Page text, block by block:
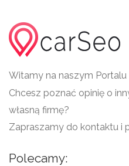
Witamy na naszym
Chcesz poznać opinię o
własną firmę?
Zapraszamy do kontaktu i
Polecamy: